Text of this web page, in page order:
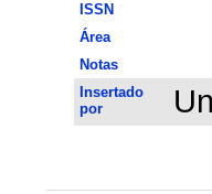
ISSN
Área
Notas
Insertado
por